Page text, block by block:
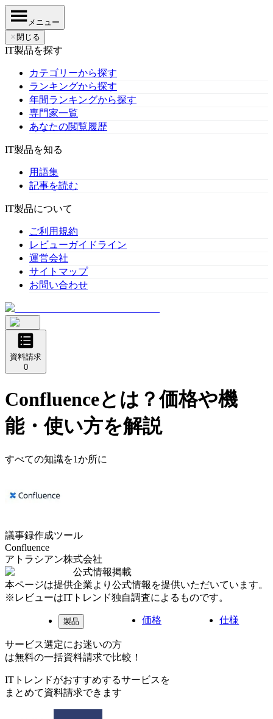
メニュー
✕ 閉じる
IT製品を探す
カテゴリーから探す
ランキングから探す
年間ランキングから探す
専門家一覧
あなたの閲覧履歴
IT製品を知る
用語集
記事を読む
IT製品について
ご利用規約
レビューガイドライン
運営会社
サイトマップ
お問い合わせ
資料請求
0
Confluenceとは？価格や機
能・使い方を解説
すべての知識を1か所に
議事録作成ツール
Confluence
アトラシアン株式会社
公式情報掲載
本ページは提供企業より公式情報を提供いただいています。
※レビューはITトレンド独自調査によるものです。
製品 価格 仕様
サービス選定にお迷いの方
は無料の一括資料請求で比較！
ITトレンドがおすすめするサービスを
まとめて資料請求できます